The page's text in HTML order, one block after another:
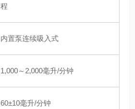
程
内置泵连续吸入式
1,000～2,000毫升/分钟
60±10毫升/分钟